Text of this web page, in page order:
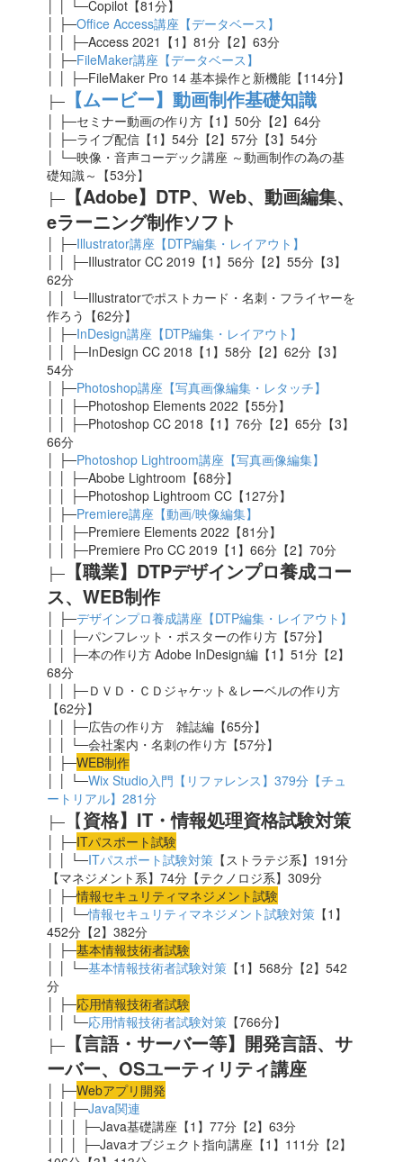
│ │ └─Copilot【81分】
│ ├─Office Access講座【データベース】
│ │ ├─Access 2021【1】81分【2】63分
│ ├─FileMaker講座【データベース】
│ │ ├─FileMaker Pro 14 基本操作と新機能【114分】
├─ 【ムービー】動画制作基礎知識
│ ├─セミナー動画の作り方【1】50分【2】64分
│ ├─ライブ配信【1】54分【2】57分【3】54分
│ └─映像・音声コーデック講座 ～動画制作の為の基
礎知識～【53分】
├─ 【Adobe】DTP、Web、動画編集、
eラーニング制作ソフト
│ ├─Illustrator講座【DTP編集・レイアウト】
│ │ ├─Illustrator CC 2019【1】56分【2】55分【3】
62分
│ │ └─Illustratorでポストカード・名刺・フライヤーを
作ろう【62分】
│ ├─InDesign講座【DTP編集・レイアウト】
│ │ ├─InDesign CC 2018【1】58分【2】62分【3】
54分
│ ├─Photoshop講座【写真画像編集・レタッチ】
│ │ ├─Photoshop Elements 2022【55分】
│ │ ├─Photoshop CC 2018【1】76分【2】65分【3】
66分
│ ├─Photoshop Lightroom講座【写真画像編集】
│ │ ├─Abobe Lightroom【68分】
│ │ ├─Photoshop Lightroom CC【127分】
│ ├─Premiere講座【動画/映像編集】
│ │ ├─Premiere Elements 2022【81分】
│ │ ├─Premiere Pro CC 2019【1】66分【2】70分
├─ 【職業】DTPデザインプロ養成コー
ス、WEB制作
│ ├─デザインプロ養成講座【DTP編集・レイアウト】
│ │ ├─パンフレット・ポスターの作り方【57分】
│ │ ├─本の作り方 Adobe InDesign編【1】51分【2】
68分
│ │ ├─ＤＶＤ・ＣＤジャケット＆レーベルの作り方
【62分】
│ │ ├─広告の作り方 雑誌編【65分】
│ │ └─会社案内・名刺の作り方【57分】
│ ├─WEB制作
│ │ └─Wix Studio入門【リファレンス】379分【チュ
ートリアル】281分
├─ 【資格】IT・情報処理資格試験対策
│ ├─ITパスポート試験
│ │ └─ITパスポート試験対策 【ストラテジ系】191分
【マネジメント系】74分【テクノロジ系】309分
│ ├─情報セキュリティマネジメント試験
│ │ └─情報セキュリティマネジメント試験対策 【1】
452分【2】382分
│ ├─基本情報技術者試験
│ │ └─基本情報技術者試験対策 【1】568分【2】542
分
│ ├─応用情報技術者試験
│ │ └─応用情報技術者試験対策 【766分】
├─ 【言語・サーバー等】開発言語、サ
ーバー、OSユーティリティ講座
│ ├─Webアプリ開発
│ │ ├─Java関連
│ │ │ ├─Java基礎講座【1】77分【2】63分
│ │ │ ├─Javaオブジェクト指向講座【1】111分【2】